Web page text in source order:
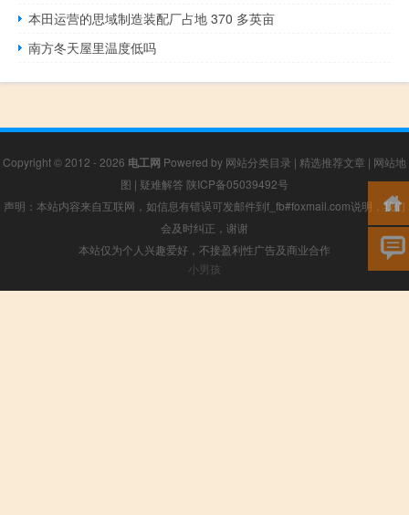
本田运营的思域制造装配厂占地 370 多英亩
南方冬天屋里温度低吗
Copyright © 2012 - 2026 电工网 Powered by 网站分类目录 | 精选推荐文章 | 网站地
图 | 疑难解答 陕ICP备05039492号
声明：本站内容来自互联网，如信息有错误可发邮件到f_fb#foxmail.com说明，我们
会及时纠正，谢谢
本站仅为个人兴趣爱好，不接盈利性广告及商业合作
小男孩